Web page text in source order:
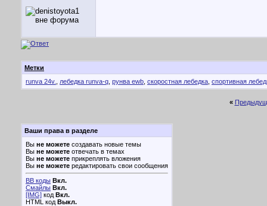
Метки
runva 24v.
лебедка runva-q рунва ewb скоростная лебедка спортивная
«
Ваши права в разделе
Вы не можете создавать новые темы
Вы не можете отвечать в темах
Вы не можете прикреплять вложения
Вы не можете редактировать свои сообщения
BB коды Вкл.
Смайлы Вкл.
[IMG] код Вкл.
HTML код Выкл.